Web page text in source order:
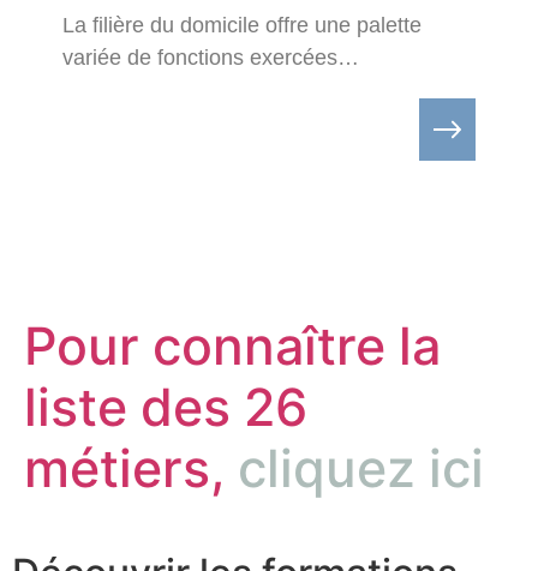
La filière du domicile offre une palette
variée de fonctions exercées…
Pour connaître la
liste des 26
métiers, cliquez ici